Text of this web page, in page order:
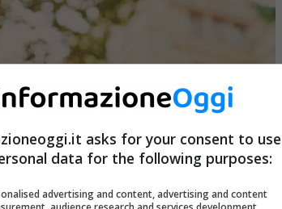
asks for your consent to use
data for the following purposes:
advertising and content, advertising and content